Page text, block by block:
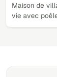
Maison de
vie avec